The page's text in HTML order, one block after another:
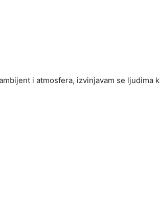
i atmosfera, izvinjavam se ljudima